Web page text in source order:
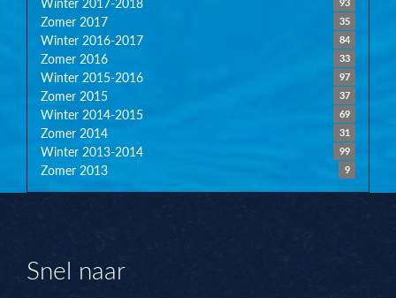
35
Zomer 2017
84
Winter 2016-2017
33
Zomer 2016
97
Winter 2015-2016
37
Zomer 2015
69
Winter 2014-2015
31
Zomer 2014
99
Winter 2013-2014
9
Zomer 2013
Snel naar